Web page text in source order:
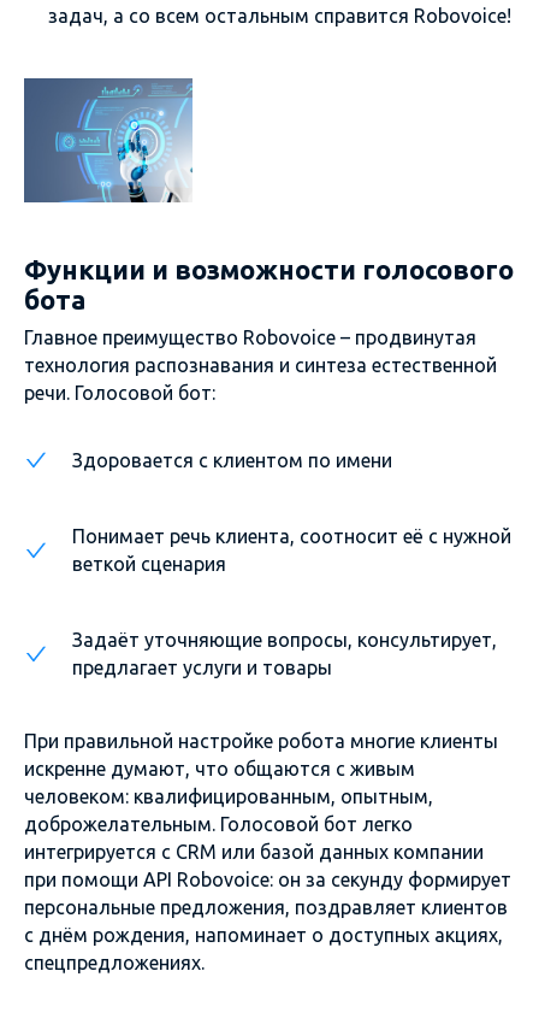
задач, а со всем остальным справится Robovoice!
Функции и возможности голосового
бота
Главное преимущество Robovoice – продвинутая
технология распознавания и синтеза естественной
речи. Голосовой бот:
Здоровается с клиентом по имени
Понимает речь клиента, соотносит её с нужной
веткой сценария
Задаёт уточняющие вопросы, консультирует,
предлагает услуги и товары
При правильной настройке робота многие клиенты
искренне думают, что общаются с живым
человеком: квалифицированным, опытным,
доброжелательным. Голосовой бот легко
интегрируется с CRM или базой данных компании
при помощи API Robovoice: он за секунду формирует
персональные предложения, поздравляет клиентов
с днём рождения, напоминает о доступных акциях,
спецпредложениях.